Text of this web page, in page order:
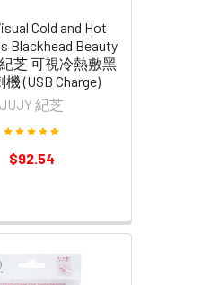
Cold and Hot
Blackhead Beauty
芝 可視冷熱敷黑
(USB Charge)
JUJY 紀芝
$92.54